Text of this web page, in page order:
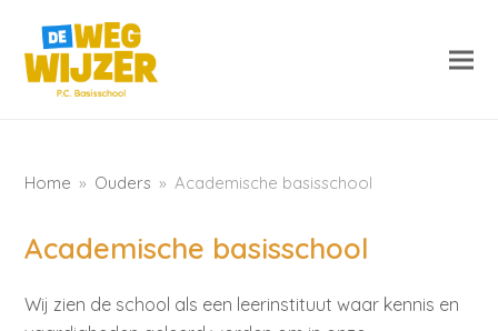
Home » Ouders » Academische basisschool
Academische basisschool
Wij zien de school als een leerinstituut waar kennis en